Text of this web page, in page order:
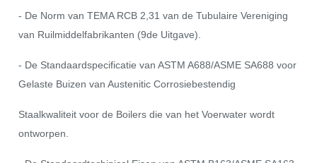
- De Norm van TEMA RCB 2,31 van de Tubulaire Vereniging
van Ruilmiddelfabrikanten (9de Uitgave).
- De Standaardspecificatie van ASTM A688/ASME SA688 voor
Gelaste Buizen van Austenitic Corrosiebestendig
Staalkwaliteit voor de Boilers die van het Voerwater wordt
ontworpen.